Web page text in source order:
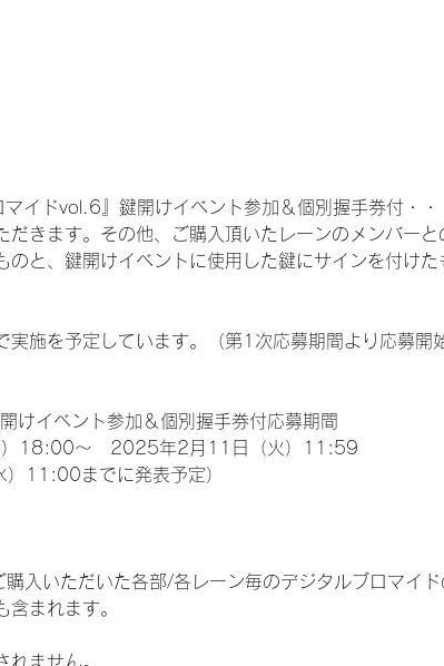
マイドvol.6』鍵開けイベント参加＆個別握手券付・
きます。その他、ご購入頂いたレーンのメンバー
のと、鍵開けイベントに使用した鍵にサインを付け
施を予定しています。（第1次応募期間より応募開
けイベント参加＆個別握手券付応募期間
18:00～　2025年2月11日（火）11:59
11:00までに発表予定）
入いただいた各部/各レーン毎のデジタルブロマイ
まれます。
ません。